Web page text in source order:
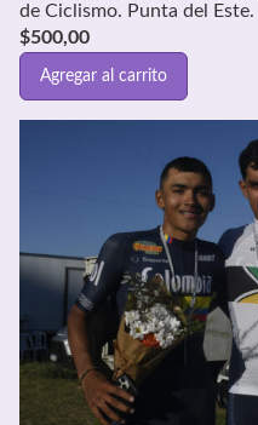
de Ciclismo. Punta del Este.
$500,00
Agregar al carrito